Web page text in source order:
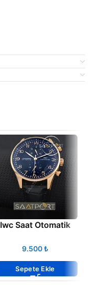
Iwc Saat Otomatik
₺
Sepete Ekle